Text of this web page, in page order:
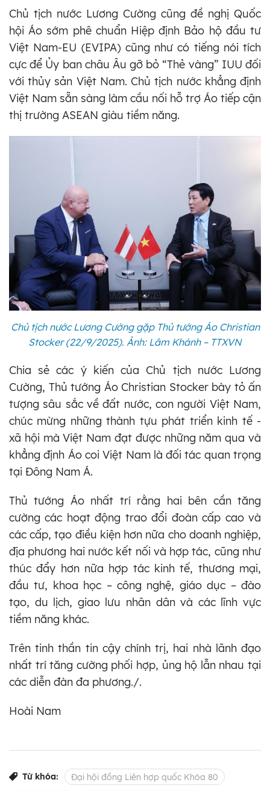
Chủ tịch nước Lương Cường cũng đề nghị Quốc
hội Áo sớm phê chuẩn Hiệp định Bảo hộ đầu tư
Việt Nam-EU (EVIPA) cũng như có tiếng nói tích
cực để Ủy ban châu Âu gỡ bỏ “Thẻ vàng” IUU đối
với thủy sản Việt Nam. Chủ tịch nước khẳng định
Việt Nam sẵn sàng làm cầu nối hỗ trợ Áo tiếp cận
thị trường ASEAN giàu tiềm năng.
Chủ tịch nước Lương Cường gặp Thủ tướng Áo Christian
Stocker (22/9/2025). Ảnh: Lâm Khánh – TTXVN
Chia sẻ các ý kiến của Chủ tịch nước Lương
Cường, Thủ tướng Áo Christian Stocker bày tỏ ấn
tượng sâu sắc về đất nước, con người Việt Nam,
chúc mừng những thành tựu phát triển kinh tế -
xã hội mà Việt Nam đạt được những năm qua và
khẳng định Áo coi Việt Nam là đối tác quan trọng
tại Đông Nam Á.
Thủ tướng Áo nhất trí rằng hai bên cần tăng
cường các hoạt động trao đổi đoàn cấp cao và
các cấp, tạo điều kiện hơn nữa cho doanh nghiệp,
địa phương hai nước kết nối và hợp tác, cũng như
thúc đẩy hơn nữa hợp tác kinh tế, thương mại,
đầu tư, khoa học – công nghệ, giáo dục – đào
tạo, du lịch, giao lưu nhân dân và các lĩnh vực
tiềm năng khác.
Trên tinh thần tin cậy chính trị, hai nhà lãnh đạo
nhất trí tăng cường phối hợp, ủng hộ lẫn nhau tại
các diễn đàn đa phương./.
Hoài Nam
Từ khóa: Đại hội đồng Liên hợp quốc Khóa 80